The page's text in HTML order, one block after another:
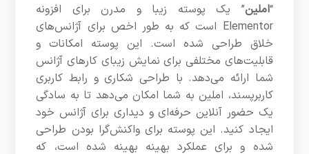
“املین” یک پوسته زیبا و مدرن برای افزونه
Elementor است که به طور اخص برای آژانس‌های
خلاق طراحی شده است. این پوسته امکانات و
قابلیت‌های مختلفی برای نمایش زیبای کارهای آژانس
شما ارائه می‌دهد. با طراحی شکاری و رابط کاربری
کاربرپسند، املین به شما امکان می‌دهد تا به سادگی
یک حضور آنلاین حرفه‌ای و دیداری برای آژانس خود
ایجاد کنید. این پوسته برای واکنش‌گرا بودن طراحی
شده و برای عملکرد بهینه بهینه شده است، که